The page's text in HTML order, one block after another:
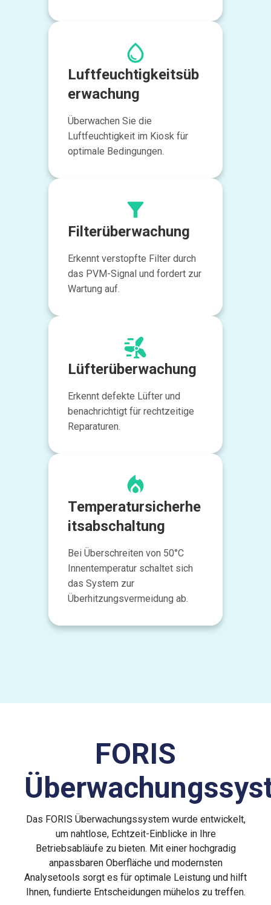
Luftfeuchtigkeitsüb
erwachung
Überwachen Sie die
Luftfeuchtigkeit im Kiosk für
optimale Bedingungen.
Filterüberwachung
Erkennt verstopfte Filter durch
das PVM-Signal und fordert zur
Wartung auf.
Lüfterüberwachung
Erkennt defekte Lüfter und
benachrichtigt für rechtzeitige
Reparaturen.
Temperatursicherhe
itsabschaltung
Bei Überschreiten von 50°C
Innentemperatur schaltet sich
das System zur
Überhitzungsvermeidung ab.
FORIS
Das FORIS Überwachungssystem wurde entwickelt,
um nahtlose, Echtzeit-Einblicke in Ihre
Betriebsabläufe zu bieten. Mit einer hochgradig
anpassbaren Oberfläche und modernsten
Analysetools sorgt es für optimale Leistung und hilft
Ihnen, fundierte Entscheidungen mühelos zu treffen.